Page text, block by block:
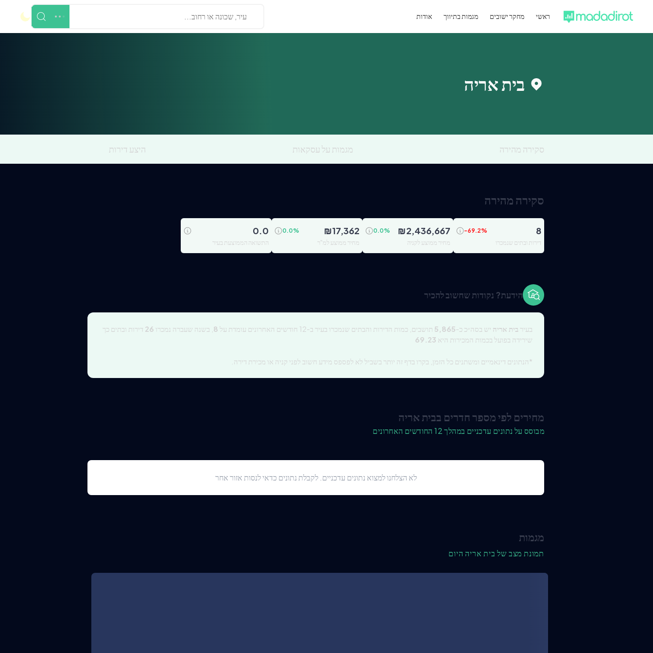
ראשי מחקר ישובים מגמות בתיווך אודות עיר, שכונה או רחוב...
בית אריה
סקירה מהירה מגמות על עסקאות היצע דירות
סקירה מהירה
8
-69.2%
דירות ובתים שנמכרו
₪2,436,667
0.0%
מחיר ממוצע לקניה
₪17,362
0.0%
מחיר ממוצע למ"ר
0.0
התשואה הממוצעת בעיר
הידעת? נקודות שחשוב להכיר
בעיר בית אריה יש בסה״כ כ-5,865 תושבים, כמות הדירות והבתים שנמכרו בעיר ב-12 חודשים האחרונים עומדת על 8 , בשנה שעברה נמכרו 26 דירות ובתים כך
שירידה בפועל בכמות המכירות היא 69.23
*הנתונים דינאמיים ומשתנים כל הזמן, בקרו בדף זה יותר בשביל לא לפספס מידע חשוב לפני קניה או מכירת דירה.
מחירים לפי מספר חדרים בבית אריה
מבוסס על נתונים עדכניים במהלך 12 החודשים האחרונים
לא הצלחנו למצוא נתונים עדכניים. לקבלת נתונים כדאי לנסות אזור אחר
מגמות
תמונת מצב של בית אריה היום